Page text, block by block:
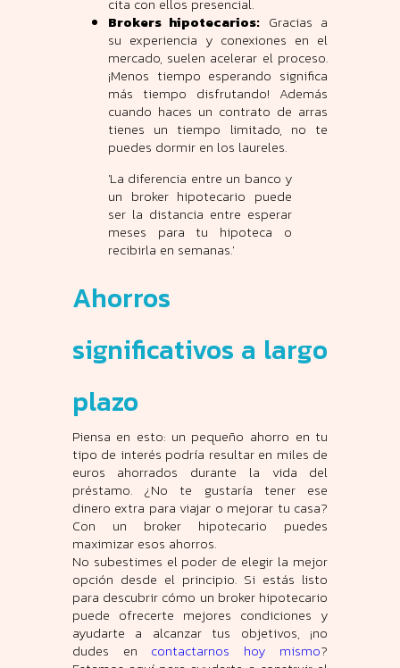
cita con ellos presencial.
Brokers hipotecarios: Gracias a
su experiencia y conexiones en el
mercado, suelen acelerar el proceso.
¡Menos tiempo esperando significa
más tiempo disfrutando! Además
cuando haces un contrato de arras
tienes un tiempo limitado, no te
puedes dormir en los laureles.
'La diferencia entre un banco y
un broker hipotecario puede
ser la distancia entre esperar
meses para tu hipoteca o
recibirla en semanas.'
Ahorros
significativos a largo
plazo
Piensa en esto: un pequeño ahorro en tu
tipo de interés podría resultar en miles de
euros ahorrados durante la vida del
préstamo. ¿No te gustaría tener ese
dinero extra para viajar o mejorar tu casa?
Con un broker hipotecario puedes
maximizar esos ahorros.
No subestimes el poder de elegir la mejor
opción desde el principio. Si estás listo
para descubrir cómo un broker hipotecario
puede ofrecerte mejores condiciones y
ayudarte a alcanzar tus objetivos, ¡no
dudes en contactarnos hoy mismo?